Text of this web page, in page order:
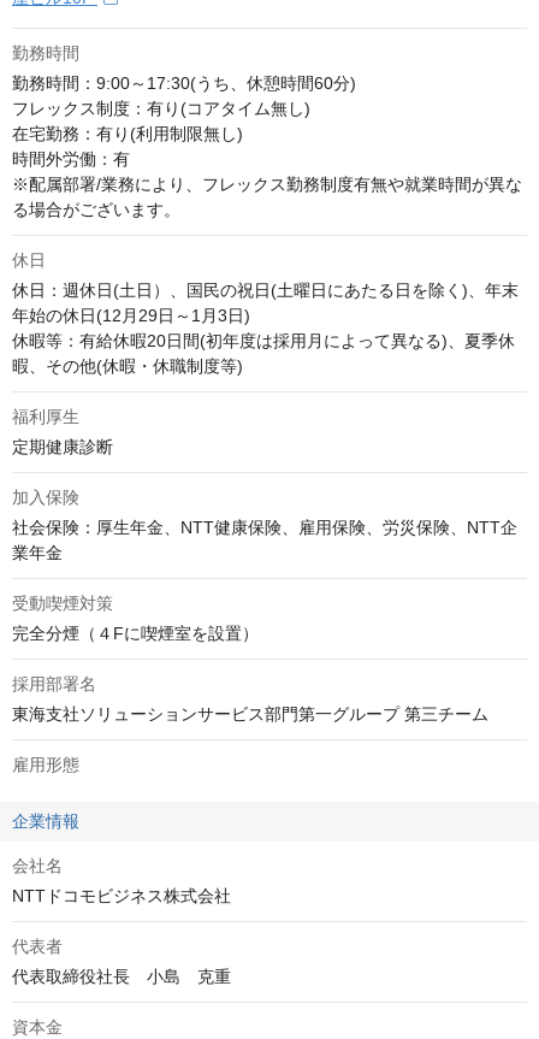
勤務時間
勤務時間：9:00～17:30(うち、休憩時間60分)
フレックス制度：有り(コアタイム無し)
在宅勤務：有り(利用制限無し)
時間外労働：有
※配属部署/業務により、フレックス勤務制度有無や就業時間が異な
る場合がございます。
休日
休日：週休日(土日）、国民の祝日(土曜日にあたる日を除く)、年末
年始の休日(12月29日～1月3日)
休暇等：有給休暇20日間(初年度は採用月によって異なる)、夏季休
暇、その他(休暇・休職制度等)
福利厚生
定期健康診断
加入保険
社会保険：厚生年金、NTT健康保険、雇用保険、労災保険、NTT企
業年金
受動喫煙対策
完全分煙（４Fに喫煙室を設置）
採用部署名
東海支社ソリューションサービス部門第一グループ 第三チーム
雇用形態
企業情報
会社名
NTTドコモビジネス株式会社
代表者
代表取締役社長　小島　克重
資本金